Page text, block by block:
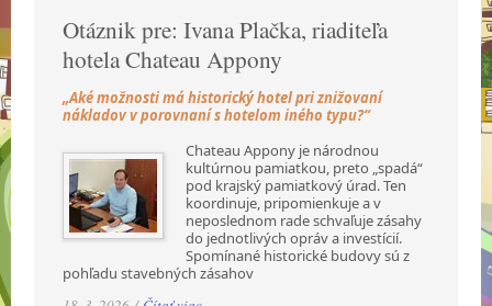
Otáznik pre: Ivana Plačka, riaditeľa
hotela Chateau Appony
„Aké možnosti má historický hotel pri znižovaní
nákladov v porovnaní s hotelom iného typu?“
Chateau Appony je národnou
kultúrnou pamiatkou, preto „spadá“
pod krajský pamiatkový úrad. Ten
koordinuje, pripomienkuje a v
neposlednom rade schvaľuje zásahy
do jednotlivých opráv a investícií.
Spomínané historické budovy sú z
pohľadu stavebných zásahov